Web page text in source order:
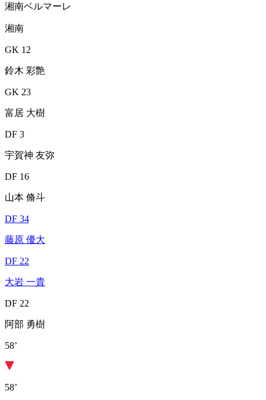
湘南ベルマーレ
湘南
GK 12
鈴木 彩艶
GK 23
富居 大樹
DF 3
宇賀神 友弥
DF 16
山本 脩斗
DF 34
藤原 優大
DF 22
大岩 一貴
DF 22
阿部 勇樹
58’
58’